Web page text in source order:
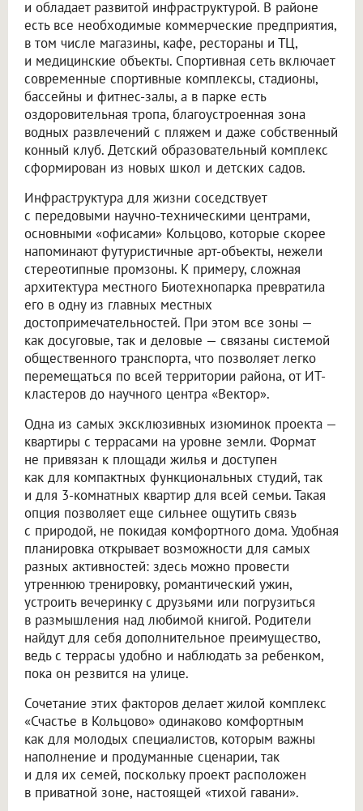
и обладает развитой инфраструктурой. В районе
есть все необходимые коммерческие предприятия,
в том числе магазины, кафе, рестораны и ТЦ,
и медицинские объекты. Спортивная сеть включает
современные спортивные комплексы, стадионы,
бассейны и фитнес-залы, а в парке есть
оздоровительная тропа, благоустроенная зона
водных развлечений с пляжем и даже собственный
конный клуб. Детский образовательный комплекс
сформирован из новых школ и детских садов.
Инфраструктура для жизни соседствует
с передовыми научно-техническими центрами,
основными «офисами» Кольцово, которые скорее
напоминают футуристичные арт-объекты, нежели
стереотипные промзоны. К примеру, сложная
архитектура местного Биотехнопарка превратила
его в одну из главных местных
достопримечательностей. При этом все зоны —
как досуговые, так и деловые — связаны системой
общественного транспорта, что позволяет легко
перемещаться по всей территории района, от ИТ-
кластеров до научного центра «Вектор».
Одна из самых эксклюзивных изюминок проекта —
квартиры с террасами на уровне земли. Формат
не привязан к площади жилья и доступен
как для компактных функциональных студий, так
и для 3-комнатных квартир для всей семьи. Такая
опция позволяет еще сильнее ощутить связь
с природой, не покидая комфортного дома. Удобная
планировка открывает возможности для самых
разных активностей: здесь можно провести
утреннюю тренировку, романтический ужин,
устроить вечеринку с друзьями или погрузиться
в размышления над любимой книгой. Родители
найдут для себя дополнительное преимущество,
ведь с террасы удобно и наблюдать за ребенком,
пока он резвится на улице.
Сочетание этих факторов делает жилой комплекс
«Счастье в Кольцово» одинаково комфортным
как для молодых специалистов, которым важны
наполнение и продуманные сценарии, так
и для их семей, поскольку проект расположен
в приватной зоне, настоящей «тихой гавани».